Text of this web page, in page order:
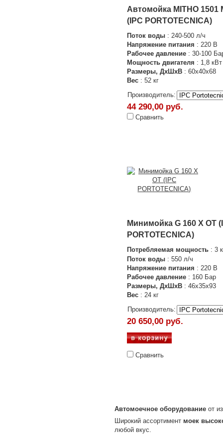
Автомойка MITHO 1501
(IPC PORTOTECNICA)
Поток воды : 240-500 л/ч
Напряжение питания : 220 В
Рабочее давление : 30-100
Мощность двигателя : 1,8 кВт
Размеры, ДхШхВ : 60х40х68
Вес : 52 кг
Производитель:
44 290,00 руб.
Сравнить
Минимойка G 160 X OT
PORTOTECNICA)
Потребляемая мощность : 3
Поток воды : 550 л/ч
Напряжение питания : 220 В
Рабочее давление : 160 Бар
Размеры, ДхШхВ : 46х35х93
Вес : 24 кг
Производитель:
20 650,00 руб.
Сравнить
Автомоечное оборудование от
Широкий ассортимент моек
любой вкус.